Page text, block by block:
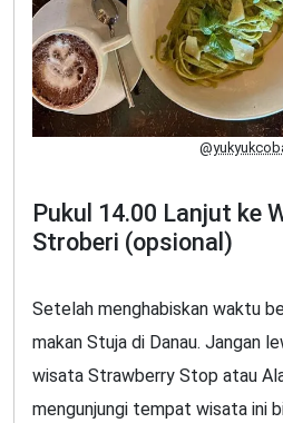
Pukul 14.00 Lanjut ke
Stroberi (opsional)
Setelah menghabiskan waktu
makan Stuja di Danau. Jangan
wisata Strawberry Stop atau
mengunjungi tempat wisata ini